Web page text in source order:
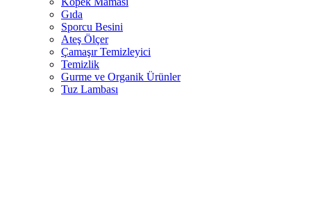
Gıda
Sporcu Besini
Ateş Ölçer
Çamaşır Temizleyici
Temizlik
Gurme ve Organik Ürünler
Tuz Lambası